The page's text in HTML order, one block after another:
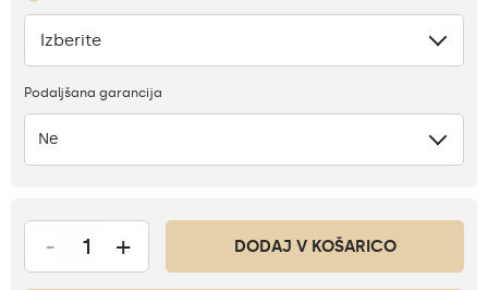
Ni
Izberite
Podaljšana garancija
Ne
- + DODAJ V KOŠARICO